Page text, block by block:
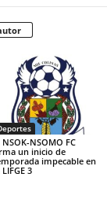
NSOK-NSOMO FC
un inicio de
impecable en
LIFGE 3